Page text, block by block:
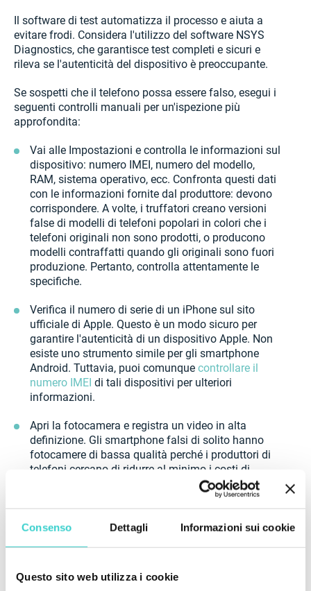
Consenso Dettagli Informazioni sui cookie
Questo sito web utilizza i cookie
Il software di test automatizza il processo e aiuta a
evitare frodi. Considera l'utilizzo del software NSYS
Diagnostics, che garantisce test completi e sicuri e
rileva se l'autenticità del dispositivo è preoccupante.
Se sospetti che il telefono possa essere falso, esegui i
seguenti controlli manuali per un'ispezione più
approfondita:
Vai alle Impostazioni e controlla le informazioni sul
dispositivo: numero IMEI, numero del modello,
RAM, sistema operativo, ecc. Confronta questi dati
con le informazioni fornite dal produttore: devono
corrispondere. A volte, i truffatori creano versioni
false di modelli di telefoni popolari in colori che i
telefoni originali non sono prodotti, o producono
modelli contraffatti quando gli originali sono fuori
produzione. Pertanto, controlla attentamente le
specifiche.
Verifica il numero di serie di un iPhone sul sito
ufficiale di Apple. Questo è un modo sicuro per
garantire l'autenticità di un dispositivo Apple. Non
esiste uno strumento simile per gli smartphone
Android. Tuttavia, puoi comunque controllare il
numero IMEI di tali dispositivi per ulteriori
informazioni.
Apri la fotocamera e registra un video in alta
definizione. Gli smartphone falsi di solito hanno
fotocamere di bassa qualità perché i produttori di
telefoni cercano di ridurre al minimo i costi di
produzione. Pertanto, valutare la qualità del video
Ispeziona i materiali utilizzati per realizzare il
esempio, controlla che lo schermo sia fatto di